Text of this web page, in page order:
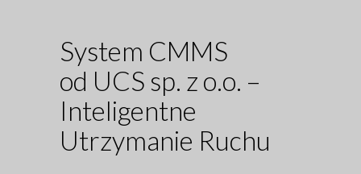
System CMMS
od UCS sp. z o.o. –
Inteligentne
Utrzymanie Ruchu